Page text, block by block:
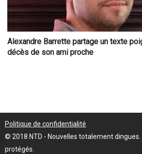
Alexandre Barrette partage un texte
décès de son ami proche
Politique de confidentialité
© 2018 NTD - Nouvelles totalement
protégés.